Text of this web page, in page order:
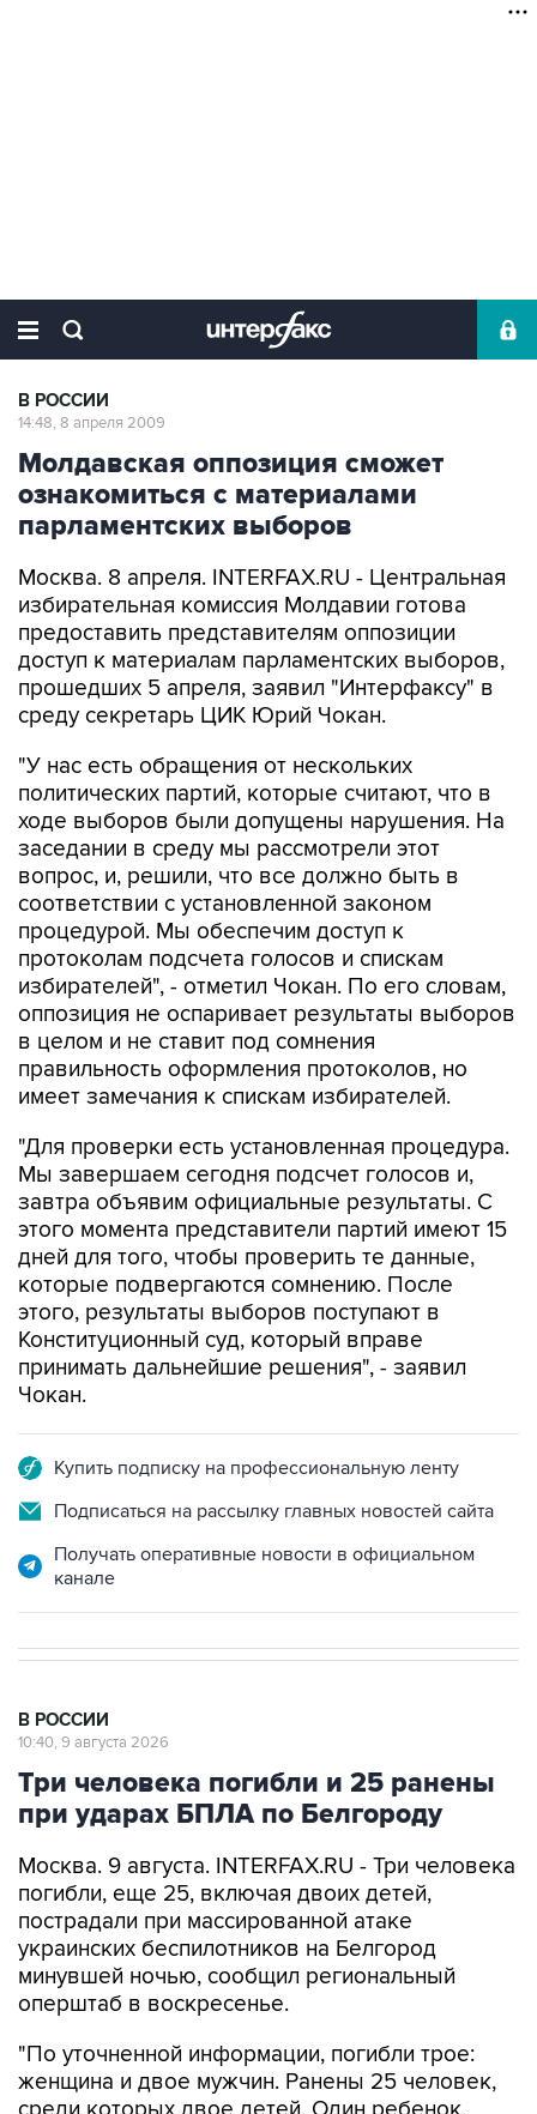
В РОССИИ
14:48, 8 апреля 2009
Молдавская оппозиция сможет
ознакомиться с материалами
парламентских выборов
Москва. 8 апреля. INTERFAX.RU - Центральная
избирательная комиссия Молдавии готова
предоставить представителям оппозиции
доступ к материалам парламентских выборов,
прошедших 5 апреля, заявил "Интерфаксу" в
среду секретарь ЦИК Юрий Чокан.
"У нас есть обращения от нескольких
политических партий, которые считают, что в
ходе выборов были допущены нарушения. На
заседании в среду мы рассмотрели этот
вопрос, и, решили, что все должно быть в
соответствии с установленной законом
процедурой. Мы обеспечим доступ к
протоколам подсчета голосов и спискам
избирателей", - отметил Чокан. По его словам,
оппозиция не оспаривает результаты выборов
в целом и не ставит под сомнения
правильность оформления протоколов, но
имеет замечания к спискам избирателей.
"Для проверки есть установленная процедура.
Мы завершаем сегодня подсчет голосов и,
завтра объявим официальные результаты. С
этого момента представители партий имеют 15
дней для того, чтобы проверить те данные,
которые подвергаются сомнению. После
этого, результаты выборов поступают в
Конституционный суд, который вправе
принимать дальнейшие решения", - заявил
Чокан.
Купить подписку на профессиональную ленту
Подписаться на рассылку главных новостей сайта
Получать оперативные новости в официальном
канале
В РОССИИ
10:40, 9 августа 2026
Три человека погибли и 25 ранены
при ударах БПЛА по Белгороду
Москва. 9 августа. INTERFAX.RU - Три человека
погибли, еще 25, включая двоих детей,
пострадали при массированной атаке
украинских беспилотников на Белгород
минувшей ночью, сообщил региональный
оперштаб в воскресенье.
"По уточненной информации, погибли трое:
женщина и двое мужчин. Ранены 25 человек,